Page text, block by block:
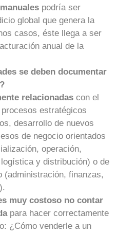
podría ser
global que genera la
casos, éste llega a ser
anual de la
se deben documentar
relacionadas con el
estratégicos
desarrollo de nuevos
de negocio orientados
operación,
y distribución) o de
(administración, finanzas,
muy costoso no contar
para hacer correctamente
¿Cómo venderle a un